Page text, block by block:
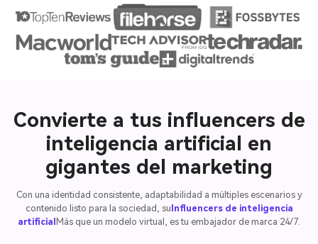
Convierte a tus influencers de
inteligencia artificial en
gigantes del marketing
Con una identidad consistente, adaptabilidad a múltiples escenarios y
contenido listo para la sociedad, suInfluencers de inteligencia
artificialMás que un modelo virtual, es tu embajador de marca 24/7.